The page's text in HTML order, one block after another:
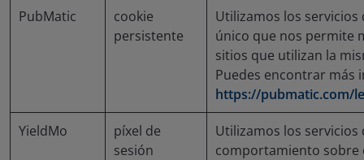
PubMatic
cookie
persistente
Utilizamos los
único que nos permite
sitios que utilizan la
Puedes encontrar más
https://pubmatic.com/
YieldMo
píxel de
sesión
Utilizamos los
comportamiento sobre